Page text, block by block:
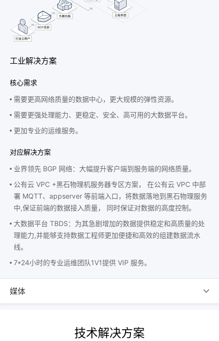
工业解决方案
核心需求
需要更高网络质量的数据中心，更大规模的弹性资源。
需要更强处理能力、更稳定、安全、高可用的大数据平台。
更加专业的运维服务。
对应解决方案
业界领先 BGP 网络：大幅提升客户端到服务端的网络质量。
公有云 VPC +黑石物理机服务器专区方案， 在公有云 VPC 中部
署 MQTT、appserver 等前端入口，将数据落地到黑石物理服务
中,保证前端的数据接入质量， 同时保证对数据的高度控制。
大数据平台 TBDS：为其急剧增加的数据提供稳定和高质量的处
理能力,并能够支持数据工程师更加便捷和高效的组建数据流水
线。
7*24小时的专业运维团队1V1提供 VIP 服务。
媒体
技术解决方案